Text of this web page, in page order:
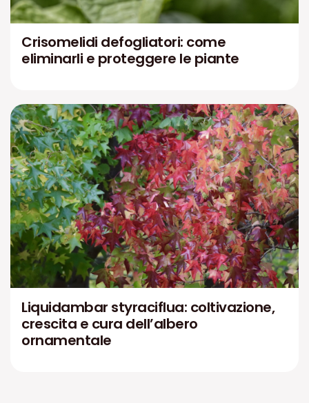
Crisomelidi defogliatori: come
eliminarli e proteggere le piante
Liquidambar styraciflua: coltivazione,
crescita e cura dell’albero
ornamentale